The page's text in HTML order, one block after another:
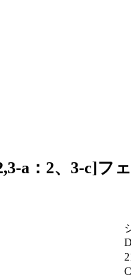
a：2、3-c]フ